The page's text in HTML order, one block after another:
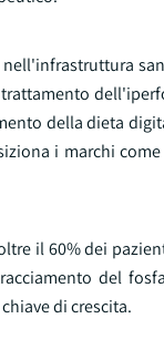
della dieta
i marchi
il 60% dei
del
di crescita.